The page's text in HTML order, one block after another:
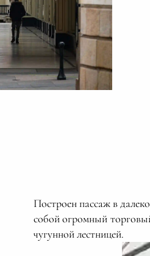
Построен пассаж в
собой огромный
чугунной лестницей.